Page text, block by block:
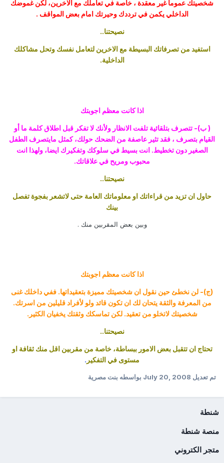
شخصيتك عموما غير معقدة ، خاصة في تعاملك مع الاخرين، لكن غموضك
الداخلي يكمن في ترددك وحيرتك امام بعض المواقف .
نصيحتنا..
استفيد من تصرفاتك البسيطة مع الاخرين لتعامل نفسك وتحل مشاكلك
الداخلية.
اذا كانت معظم اجوبتك
( ب)- تتصرف بتلقائية تلفت الانظار ولأنك لا تفكر قبل اطلاق كلمة ما أو
القيام بتصرف ، فقد تثير عاصفة من الضحك حولك، كمثل مايتصرف الطفل
الصغير دون تخطيط. انت بسيط في سلوكك وتفكيرك ايضا، ولهذا انت
محبوب ومريح في علاقاتك.
نصيحتنا..
حاول ان تزيد من قراءاتك او معلوماتك العامة حتى لاتشعر بفجوة تفصل
بينك
وبين بعض المقربين منك .
اذا كانت معظم اجوبتك
(ج)- لن نخطئ حين نقول ان شخصيتك مميزة بتعقيداتها. ففي داخلك غنى
من المعرفة والثقة يتحان لك ان تكون قائد ولو لأفراد قليلين من اسرتك.
شخصيتك لاتخلو من تعقيد. لكن تماسكك وثقتك يخفيان الكثير.
نصيحتنا..
تحتاج ان تتقبل بعض الامور ببساطة، خاصة من مقربين اقل منك ثقافة او
مستوى في التفكير.
تم تعديلJuly 20, 2008بواسطه بنت مصرية
شنطة
منصة شنطة
متجر الكتروني